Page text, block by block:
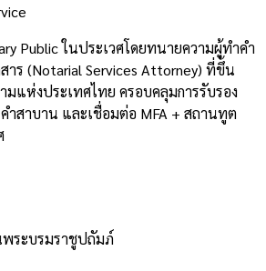
Public ในประเวศโดยทนายความผู้ทำคำ
าร (Notarial Services Attorney) ที่ขึ้น
แห่งประเทศไทย ครอบคลุมการรับรอง
ำสาบาน และเชื่อมต่อ MFA + สถานทูต
ระบรมราชูปถัมภ์